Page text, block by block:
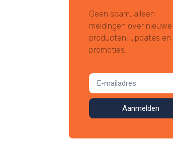
Geen spam, alleen
meldingen over nieuwe
producten, updates en
promoties.
Aanmelden